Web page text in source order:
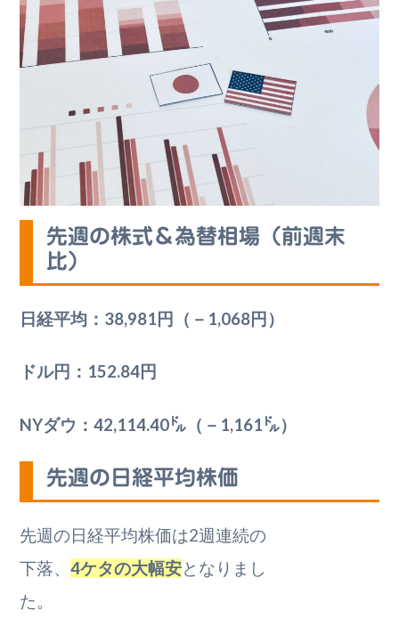
先週の株式＆為替相場（前週末
比）
日経平均：38,981円（－1,068円）
ドル円：152.84円
NYダウ：42,114.40㌦（－1,161㌦）
先週の日経平均株価
先週の日経平均株価は2週連続の
下落、4ケタの大幅安となりまし
た。